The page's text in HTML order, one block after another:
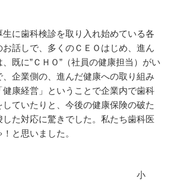
生に歯科検診を取り入れ始めている各
話しで、多くのＣＥＯはじめ、進ん
既に”ＣＨＯ”（社員の健康担当）がい
、企業側の、進んだ健康への取り組み
健康経営」ということで企業内で歯科
ていたりと、今後の健康保険の破た
した対応に驚きでした。私たち歯科医
と思いました。